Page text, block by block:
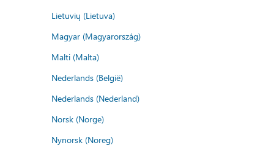
Lietuvių (Lietuva)
Magyar (Magyarország)
Malti (Malta)
Nederlands (België)
Nederlands (Nederland)
Norsk (Norge)
Nynorsk (Noreg)